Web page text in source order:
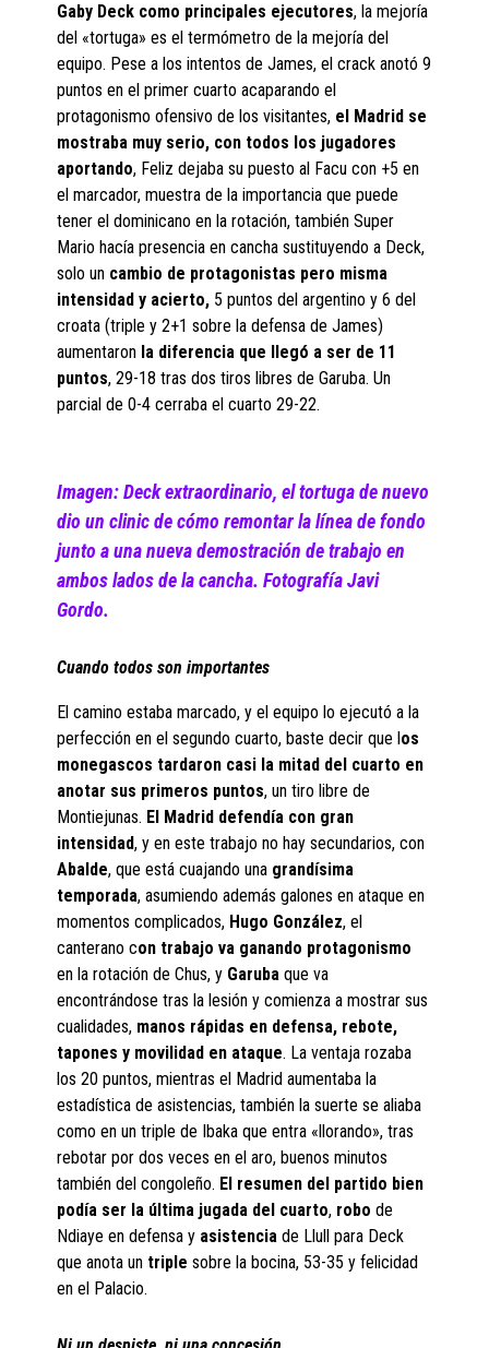
Gaby Deck como principales ejecutores, la mejoría
del «tortuga» es el termómetro de la mejoría del
equipo. Pese a los intentos de James, el crack anotó 9
puntos en el primer cuarto acaparando el
protagonismo ofensivo de los visitantes, el Madrid se
mostraba muy serio, con todos los jugadores
aportando, Feliz dejaba su puesto al Facu con +5 en
el marcador, muestra de la importancia que puede
tener el dominicano en la rotación, también Super
Mario hacía presencia en cancha sustituyendo a Deck,
solo un cambio de protagonistas pero misma
intensidad y acierto, 5 puntos del argentino y 6 del
croata (triple y 2+1 sobre la defensa de James)
aumentaron la diferencia que llegó a ser de 11
puntos, 29-18 tras dos tiros libres de Garuba. Un
parcial de 0-4 cerraba el cuarto 29-22.
Imagen: Deck extraordinario, el tortuga de nuevo
dio un clinic de cómo remontar la línea de fondo
junto a una nueva demostración de trabajo en
ambos lados de la cancha. Fotografía Javi
Gordo.
Cuando todos son importantes
El camino estaba marcado, y el equipo lo ejecutó a la
perfección en el segundo cuarto, baste decir que l os
monegascos tardaron casi la mitad del cuarto en
anotar sus primeros puntos, un tiro libre de
Montiejunas. El Madrid defendía con gran
intensidad, y en este trabajo no hay secundarios, con
Abalde, que está cuajando una grandísima
temporada, asumiendo además galones en ataque en
momentos complicados, Hugo González, el
canterano con trabajo va ganando protagonismo
en la rotación de Chus, y Garubaque va
encontrándose tras la lesión y comienza a mostrar sus
cualidades, manos rápidas en defensa, rebote,
tapones y movilidad en ataque. La ventaja rozaba
los 20 puntos, mientras el Madrid aumentaba la
estadística de asistencias, también la suerte se aliaba
como en un triple de Ibaka que entra «llorando», tras
rebotar por dos veces en el aro, buenos minutos
también del congoleño. El resumen del partido bien
podía ser la última jugada del cuarto, robode
Ndiaye en defensa y asistenciade Llull para Deck
que anota un triplesobre la bocina, 53-35 y felicidad
en el Palacio.